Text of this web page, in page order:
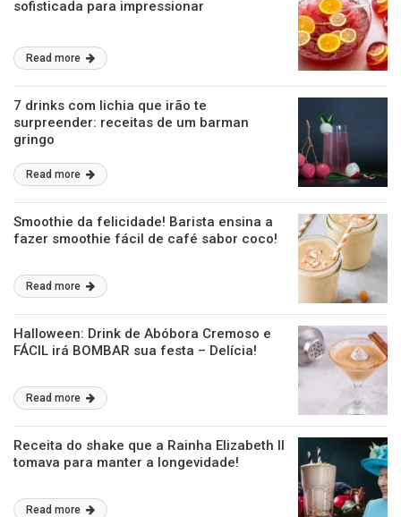
sofisticada para impressionar
Read more
7 drinks com lichia que irão te
surpreender: receitas de um barman
gringo
Read more
Smoothie da felicidade! Barista ensina a
fazer smoothie fácil de café sabor coco!
Read more
Halloween: Drink de Abóbora Cremoso e
FÁCIL irá BOMBAR sua festa – Delícia!
Read more
Receita do shake que a Rainha Elizabeth II
tomava para manter a longevidade!
Read more